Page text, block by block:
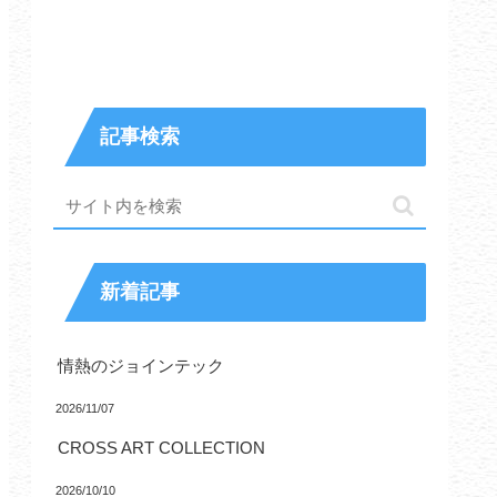
記事検索
新着記事
情熱のジョインテック
2026/11/07
CROSS ART COLLECTION
2026/10/10